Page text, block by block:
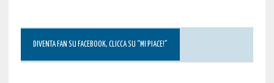
DIVENTA FAN SU FACEBOOK, CLICCA SU “MI PIACE!”